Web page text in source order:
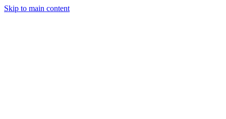
Skip to main content